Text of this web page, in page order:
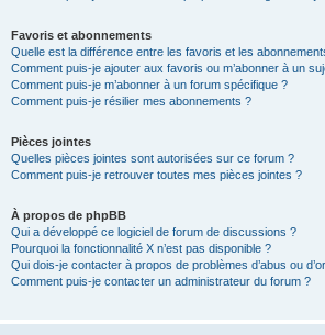
Favoris et abonnements
Quelle est la différence entre les favoris et les
Comment puis-je ajouter aux favoris ou m’abonner à un
Comment puis-je m’abonner à un forum spécifique ?
Comment puis-je résilier mes abonnements ?
Pièces jointes
Quelles pièces jointes sont autorisées sur ce forum ?
Comment puis-je retrouver toutes mes pièces jointes ?
À propos de phpBB
Qui a développé ce logiciel de forum de discussions ?
Pourquoi la fonctionnalité X n’est pas disponible ?
Qui dois-je contacter à propos de problèmes d’abus ou
Comment puis-je contacter un administrateur du forum ?